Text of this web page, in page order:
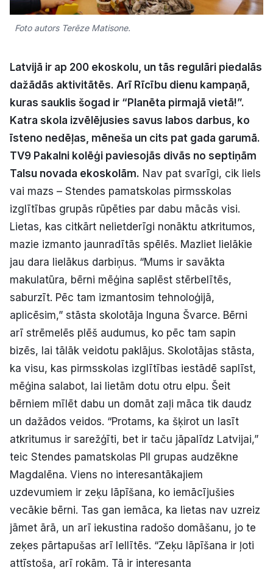
Vieta
Sludinājumi
Pasākumi
Reklāma
Politiskā reklāma
Par mums
Kontakti
Ziņo redakcijai
E-avīze Abonē
Foto autors Terēze Matisone.
Latvijā ir ap 200 ekoskolu, un tās regulāri piedalās
dažādās aktivitātēs. Arī Rīcību dienu kampaņā,
kuras sauklis šogad ir “Planēta pirmajā vietā!”.
Katra skola izvēlējusies savus labos darbus, ko
īsteno nedēļas, mēneša un cits pat gada garumā.
TV9 Pakalni kolēģi paviesojās divās no septiņām
Talsu novada ekoskolām. Nav pat svarīgi, cik liels
vai mazs – Stendes pamatskolas pirmsskolas
izglītības grupās rūpēties par dabu mācās visi.
Lietas, kas citkārt nelietderīgi nonāktu atkritumos,
mazie izmanto jaunradītās spēlēs. Mazliet lielākie
jau dara lielākus darbiņus. “Mums ir savākta
makulatūra, bērni mēģina saplēst stērbelītēs,
saburzīt. Pēc tam izmantosim tehnoloģijā,
aplicēsim,” stāsta skolotāja Inguna Švarce. Bērni
arī strēmelēs plēš audumus, ko pēc tam sapin
bizēs, lai tālāk veidotu paklājus. Skolotājas stāsta,
ka visu, kas pirmsskolas izglītības iestādē saplīst,
mēģina salabot, lai lietām dotu otru elpu. Šeit
bērniem mīlēt dabu un domāt zaļi māca tik daudz
un dažādos veidos. “Protams, ka šķirot un lasīt
atkritumus ir sarežģīti, bet ir taču jāpalīdz Latvijai,”
teic Stendes pamatskolas PII grupas audzēkne
Magdalēna. Viens no interesantākajiem
uzdevumiem ir zeķu lāpīšana, ko iemācījušies
vecākie bērni. Tas gan iemāca, ka lietas nav uzreiz
jāmet ārā, un arī iekustina radošo domāšanu, jo te
zeķes pārtapušas arī lellītēs. “Zeķu lāpīšana ir ļoti
attīstoša, arī rokām. Tā ir interesanta